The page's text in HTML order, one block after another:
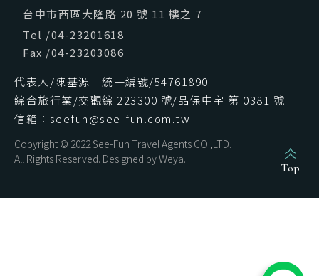
台中市西區大隆路 20 號 11 樓之 7
Tel /04-23201618
Fax /04-23203086
代表人/陳基源 統一編號/54761890
綜合旅行業/交觀綜 223300 號/品保中字 第 0381 號
信箱：seefun@see-fun.com.tw
Copyright © 2022 See-Fun Travel Agents CO.,LTD.
All Rights Reserved. Designed byWeya.
Top